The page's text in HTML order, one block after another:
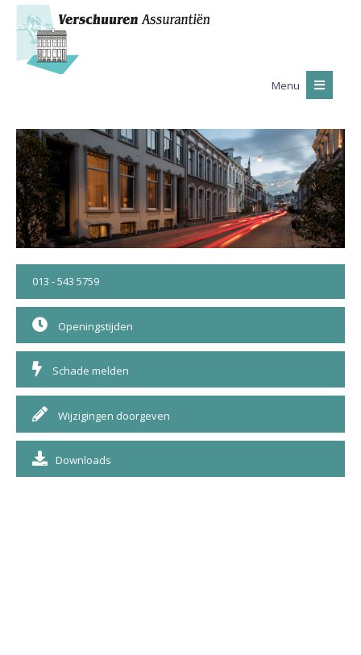
Menu
013 - 543 5759
Openingstijden
Schade melden
Wijzigingen doorgeven
Downloads